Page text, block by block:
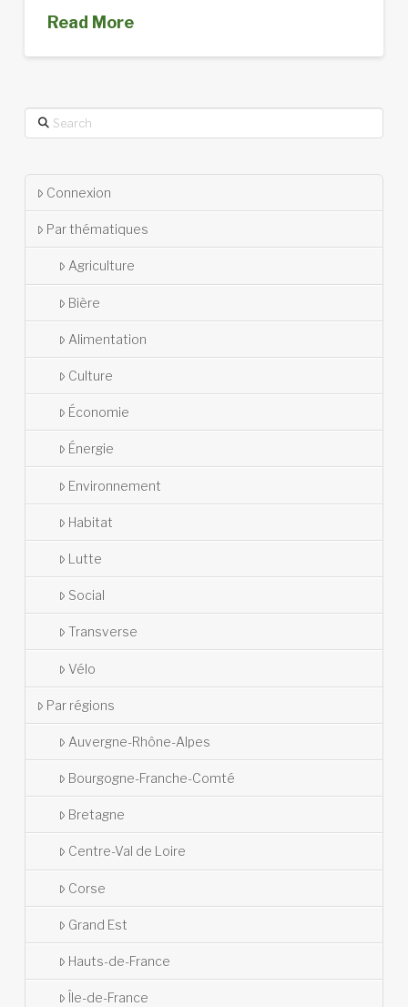
Read More
Search
Connexion
Par thématiques
Agriculture
Bière
Alimentation
Culture
Économie
Énergie
Environnement
Habitat
Lutte
Social
Transverse
Vélo
Par régions
Auvergne-Rhône-Alpes
Bourgogne-Franche-Comté
Bretagne
Centre-Val de Loire
Corse
Grand Est
Hauts-de-France
Île-de-France